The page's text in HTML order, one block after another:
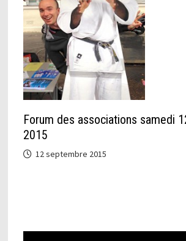
Forum des associations samedi
2015
12 septembre 2015